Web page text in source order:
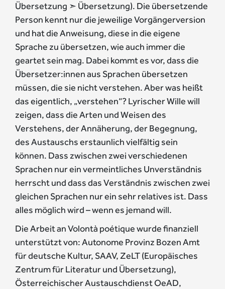
Übersetzung ➣ Übersetzung). Die übersetzende
Person kennt nur die jeweilige Vorgängerversion
und hat die Anweisung, diese in die eigene
Sprache zu übersetzen, wie auch immer die
geartet sein mag. Dabei kommt es vor, dass die
Übersetzer:innen aus Sprachen übersetzen
müssen, die sie nicht verstehen. Aber was heißt
das eigentlich, „verstehen“? Lyrischer Wille will
zeigen, dass die Arten und Weisen des
Verstehens, der Annäherung, der Begegnung,
des Austauschs erstaunlich vielfältig sein
können. Dass zwischen zwei verschiedenen
Sprachen nur ein vermeintliches Unverständnis
herrscht und dass das Verständnis zwischen zwei
gleichen Sprachen nur ein sehr relatives ist. Dass
alles möglich wird – wenn es jemand will.
Die Arbeit an Volontà poétique wurde finanziell
unterstützt von: Autonome Provinz Bozen Amt
für deutsche Kultur, SAAV, ZeLT (Europäisches
Zentrum für Literatur und Übersetzung),
Österreichischer Austauschdienst OeAD,